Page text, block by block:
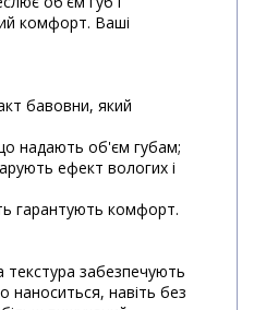
комфорт. Ваші
бавовни, який
надають об'єм губам;
ефект вологих і
гарантують комфорт.
текстура забезпечують
наноситься, навіть без